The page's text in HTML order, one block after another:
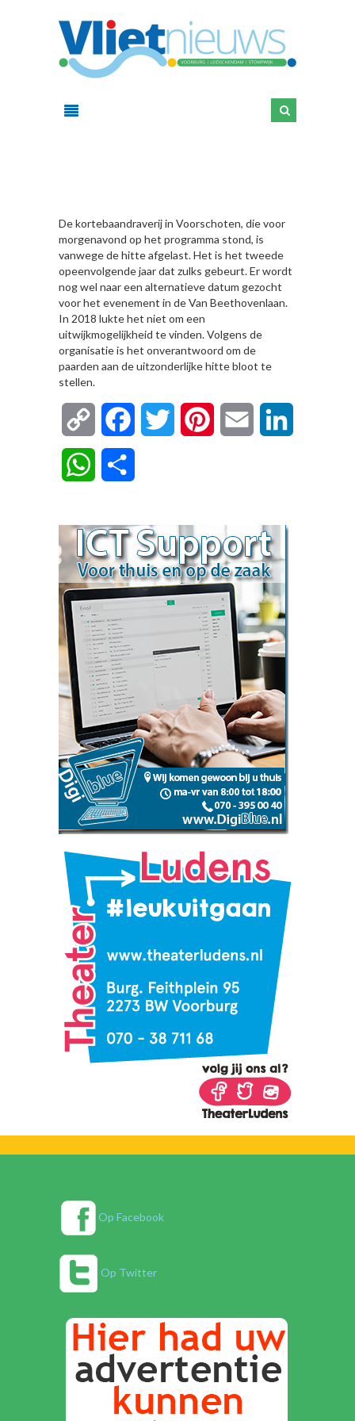
De kortebaandraverij in Voorschoten, die voor
morgenavond op het programma stond, is
vanwege de hitte afgelast. Het is het tweede
opeenvolgende jaar dat zulks gebeurt. Er wordt
nog wel naar een alternatieve datum gezocht
voor het evenement in de Van Beethovenlaan.
In 2018 lukte het niet om een
uitwijkmogelijkheid te vinden. Volgens de
organisatie is het onverantwoord om de
paarden aan de uitzonderlijke hitte bloot te
stellen.
Copy
Link
FacebookTwitter Pinterest Email
WhatsApp
Op Facebook
Op Twitter